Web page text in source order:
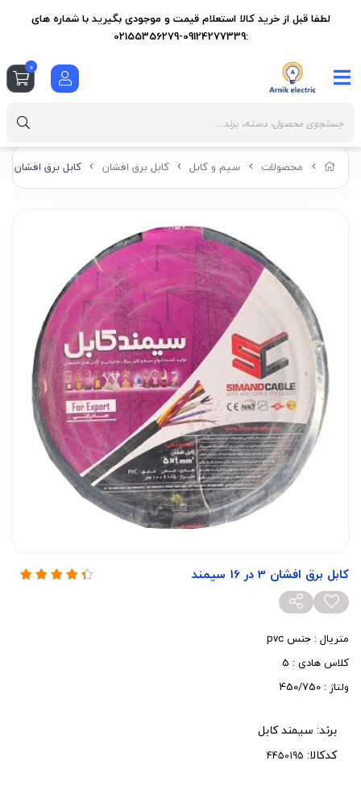
محصولات سیم و کابل کابل برق افشان کابل برق افشان 3 در 16 سیمند
کابل برق افشان 3 در 16 سیمند
متریال : جنس pvc
کلاس هادی : 5
ولتاژ : 450/750
برند: سیمند کابل
کدکالا:
لطفا قبل از خرید کالا استعلام قیمت و موجودی بگیرید با شماره های
:09124277339-02155356279
0